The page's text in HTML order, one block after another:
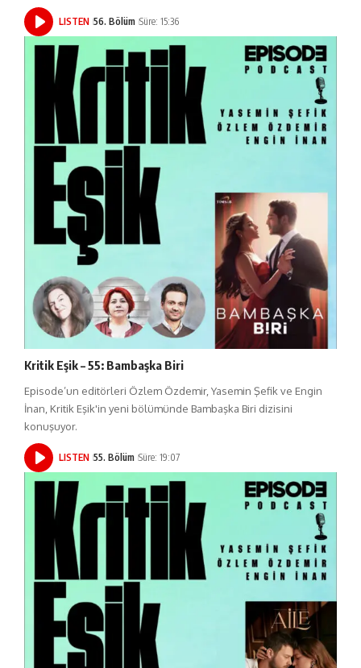
LISTEN 56. Bölüm Süre: 15:36
Kritik Eşik – 55: Bambaşka Biri
Episode’un editörleri Özlem Özdemir, Yasemin Şefik ve Engin
İnan, Kritik Eşik'in yeni bölümünde Bambaşka Biri dizisini
konuşuyor.
LISTEN 55. Bölüm Süre: 19:07